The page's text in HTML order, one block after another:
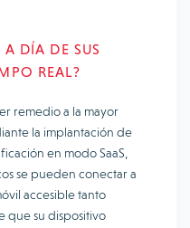
DÍA DE SUS
REAL?
remedio a la mayor
la implantación de
en modo SaaS,
se pueden conectar a
accesible tanto
que su dispositivo